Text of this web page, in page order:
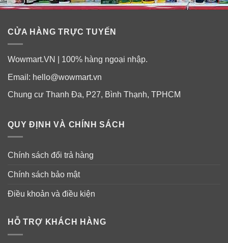
chỉ dẫn của bác sĩ.
Trẻ em dưới 12 tuổi : hỏi bác sĩ.
Thông tin liều dùng Tylenol các dạng viên uống
giảm cơn đau xương, khớp cho bạn dễ tham khảo
CỬA HÀNG TRỰC TUYẾN
Wowmart.VN | 100% hàng ngoại nhập.
Email: hello@wowmart.vn
Chung cư Thanh Đa, P27, Bình Thạnh, TPHCM
QUY ĐỊNH VÀ CHÍNH SÁCH
Chính sách đổi trả hàng
Chính sách bảo mật
Điều khoản và điều kiện
HỖ TRỢ KHÁCH HÀNG